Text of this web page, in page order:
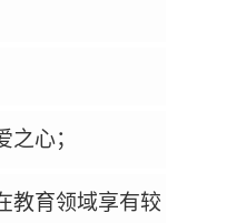
心；
教育领域享有较